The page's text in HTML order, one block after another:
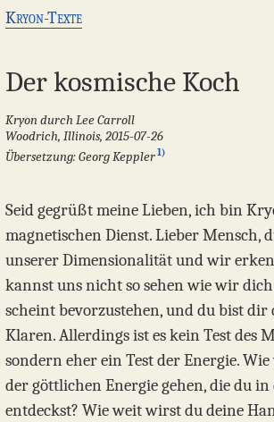
Kryon-Texte
Der kosmische Koch
Kryon durch Lee Carroll
Woodrich, Illinois, 2015-07-26
Übersetzung: Georg Keppler1)
Seid gegrüßt meine Lieben, ich bin
magnetischen Dienst. Lieber Mensch,
unserer Dimensionalität und wir
kannst uns nicht so sehen wie wir dich
scheint bevorzustehen, und du bist
Klaren. Allerdings ist es kein Test des
sondern eher ein Test der Energie.
der göttlichen Energie gehen, die du
entdeckst? Wie weit wirst du deine